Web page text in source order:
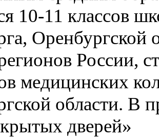
10-11 классов
Оренбургской
России,
медицинских
области. В
дверей»